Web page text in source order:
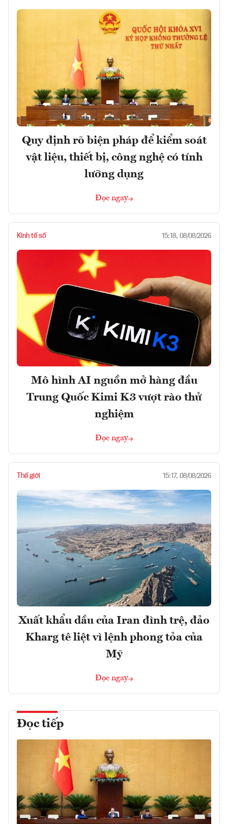
Quy định rõ biện pháp để kiểm soát
vật liệu, thiết bị, công nghệ có tính
lưỡng dụng
Đọc ngay
Kinh tế số 15:18, 08/08/2026
Mô hình AI nguồn mở hàng đầu
Trung Quốc Kimi K3 vượt rào thử
nghiệm
Đọc ngay
Thế giới 15:17, 08/08/2026
Xuất khẩu dầu của Iran đình trệ, đảo
Kharg tê liệt vì lệnh phong tỏa của
Mỹ
Đọc ngay
Đọc tiếp